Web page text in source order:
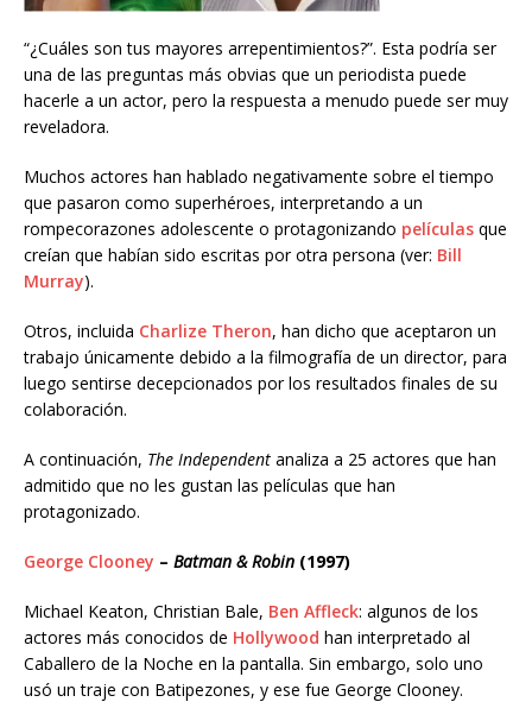
“¿Cuáles son tus mayores arrepentimientos?”. Esta podría ser
una de las preguntas más obvias que un periodista puede
hacerle a un actor, pero la respuesta a menudo puede ser muy
reveladora.
Muchos actores han hablado negativamente sobre el tiempo
que pasaron como superhéroes, interpretando a un
rompecorazones adolescente o protagonizando películas que
creían que habían sido escritas por otra persona (ver: Bill
Murray).
Otros, incluida Charlize Theron, han dicho que aceptaron un
trabajo únicamente debido a la filmografía de un director, para
luego sentirse decepcionados por los resultados finales de su
colaboración.
A continuación, The Independent analiza a 25 actores que han
admitido que no les gustan las películas que han
protagonizado.
George Clooney – Batman & Robin (1997)
Michael Keaton, Christian Bale, Ben Affleck: algunos de los
actores más conocidos de Hollywood han interpretado al
Caballero de la Noche en la pantalla. Sin embargo, solo uno
usó un traje con Batipezones, y ese fue George Clooney.